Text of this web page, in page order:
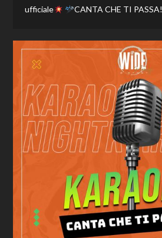
ufficiale
CANTA CHE TI PASSA!